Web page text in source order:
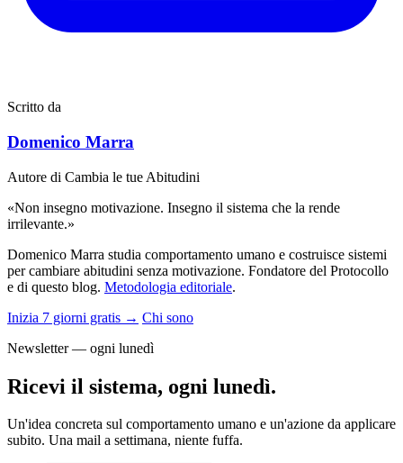
Scritto da
Domenico Marra
Autore di Cambia le tue Abitudini
«Non insegno motivazione. Insegno il sistema che la rende
irrilevante.»
Domenico Marra studia comportamento umano e costruisce sistemi
per cambiare abitudini senza motivazione. Fondatore del Protocollo
e di questo blog. Metodologia editoriale.
Inizia 7 giorni gratis → Chi sono
Newsletter — ogni lunedì
Ricevi il sistema, ogni lunedì.
Un'idea concreta sul comportamento umano e un'azione da applicare
subito. Una mail a settimana, niente fuffa.